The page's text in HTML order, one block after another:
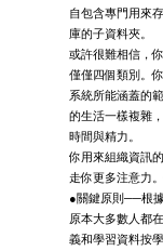
自包含專門用來
庫的子資料夾。
或許很難相信，
僅僅四個類別。
系統所能涵蓋的
的生活一樣複雜
時間與精力。
你用來組織資訊
走你更多注意力
●關鍵原則──根
原本大多數人都
義和學習資料按